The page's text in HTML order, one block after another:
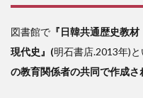
通の
認識
を求
める
図書館で 『日韓共通歴史教
現代史』(明石書店.2013年)
の教育関係者の共同で作成